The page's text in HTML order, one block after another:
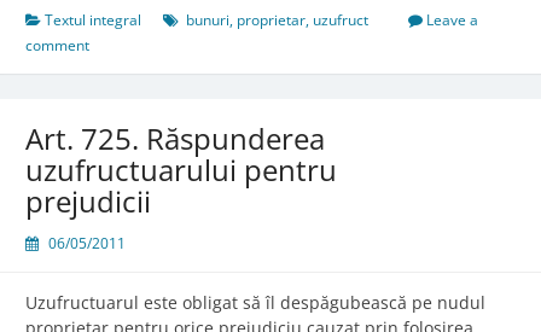
Textul integral bunuri, proprietar, uzufruct
Leave a
comment
Art. 725. Răspunderea
uzufructuarului pentru
prejudicii
06/05/2011
Uzufructuarul este obligat să îl despăgubească pe nudul